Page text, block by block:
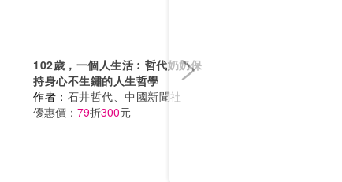
102歲，一個人生活︰哲代奶奶保
持身心不生鏽的人生哲學
作者： 石井哲代、中國新聞社
優惠價： 79折300元